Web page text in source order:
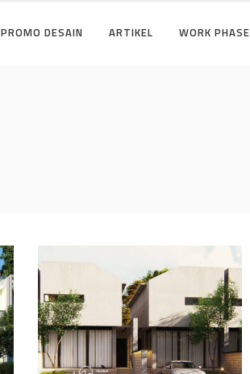
PROMO DESAIN ARTIKEL WORK PHASE
Desain Concrete House
di Cinere Depok
DESAIN RUMAH TERBAIK